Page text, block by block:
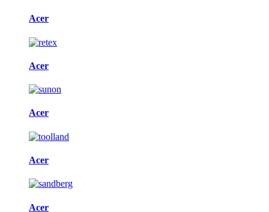
Acer
Acer
Acer
Acer
Acer